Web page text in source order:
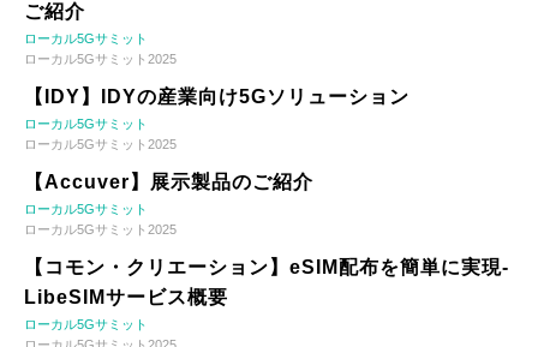
ご紹介
ローカル5Gサミット
ローカル5Gサミット2025
【IDY】IDYの産業向け5Gソリューション
ローカル5Gサミット
ローカル5Gサミット2025
【Accuver】展示製品のご紹介
ローカル5Gサミット
ローカル5Gサミット2025
【コモン・クリエーション】eSIM配布を簡単に実現-
LibeSIMサービス概要
ローカル5Gサミット